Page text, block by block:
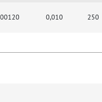
0,010 250